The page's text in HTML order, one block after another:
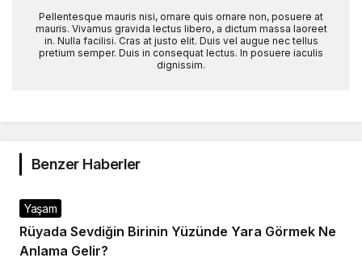
Pellentesque mauris nisi, ornare quis ornare non, posuere at
mauris. Vivamus gravida lectus libero, a dictum massa laoreet
in. Nulla facilisi. Cras at justo elit. Duis vel augue nec tellus
pretium semper. Duis in consequat lectus. In posuere iaculis
dignissim.
Benzer Haberler
Yaşam
Rüyada Sevdiğin Birinin Yüzünde Yara Görmek Ne
Anlama Gelir?